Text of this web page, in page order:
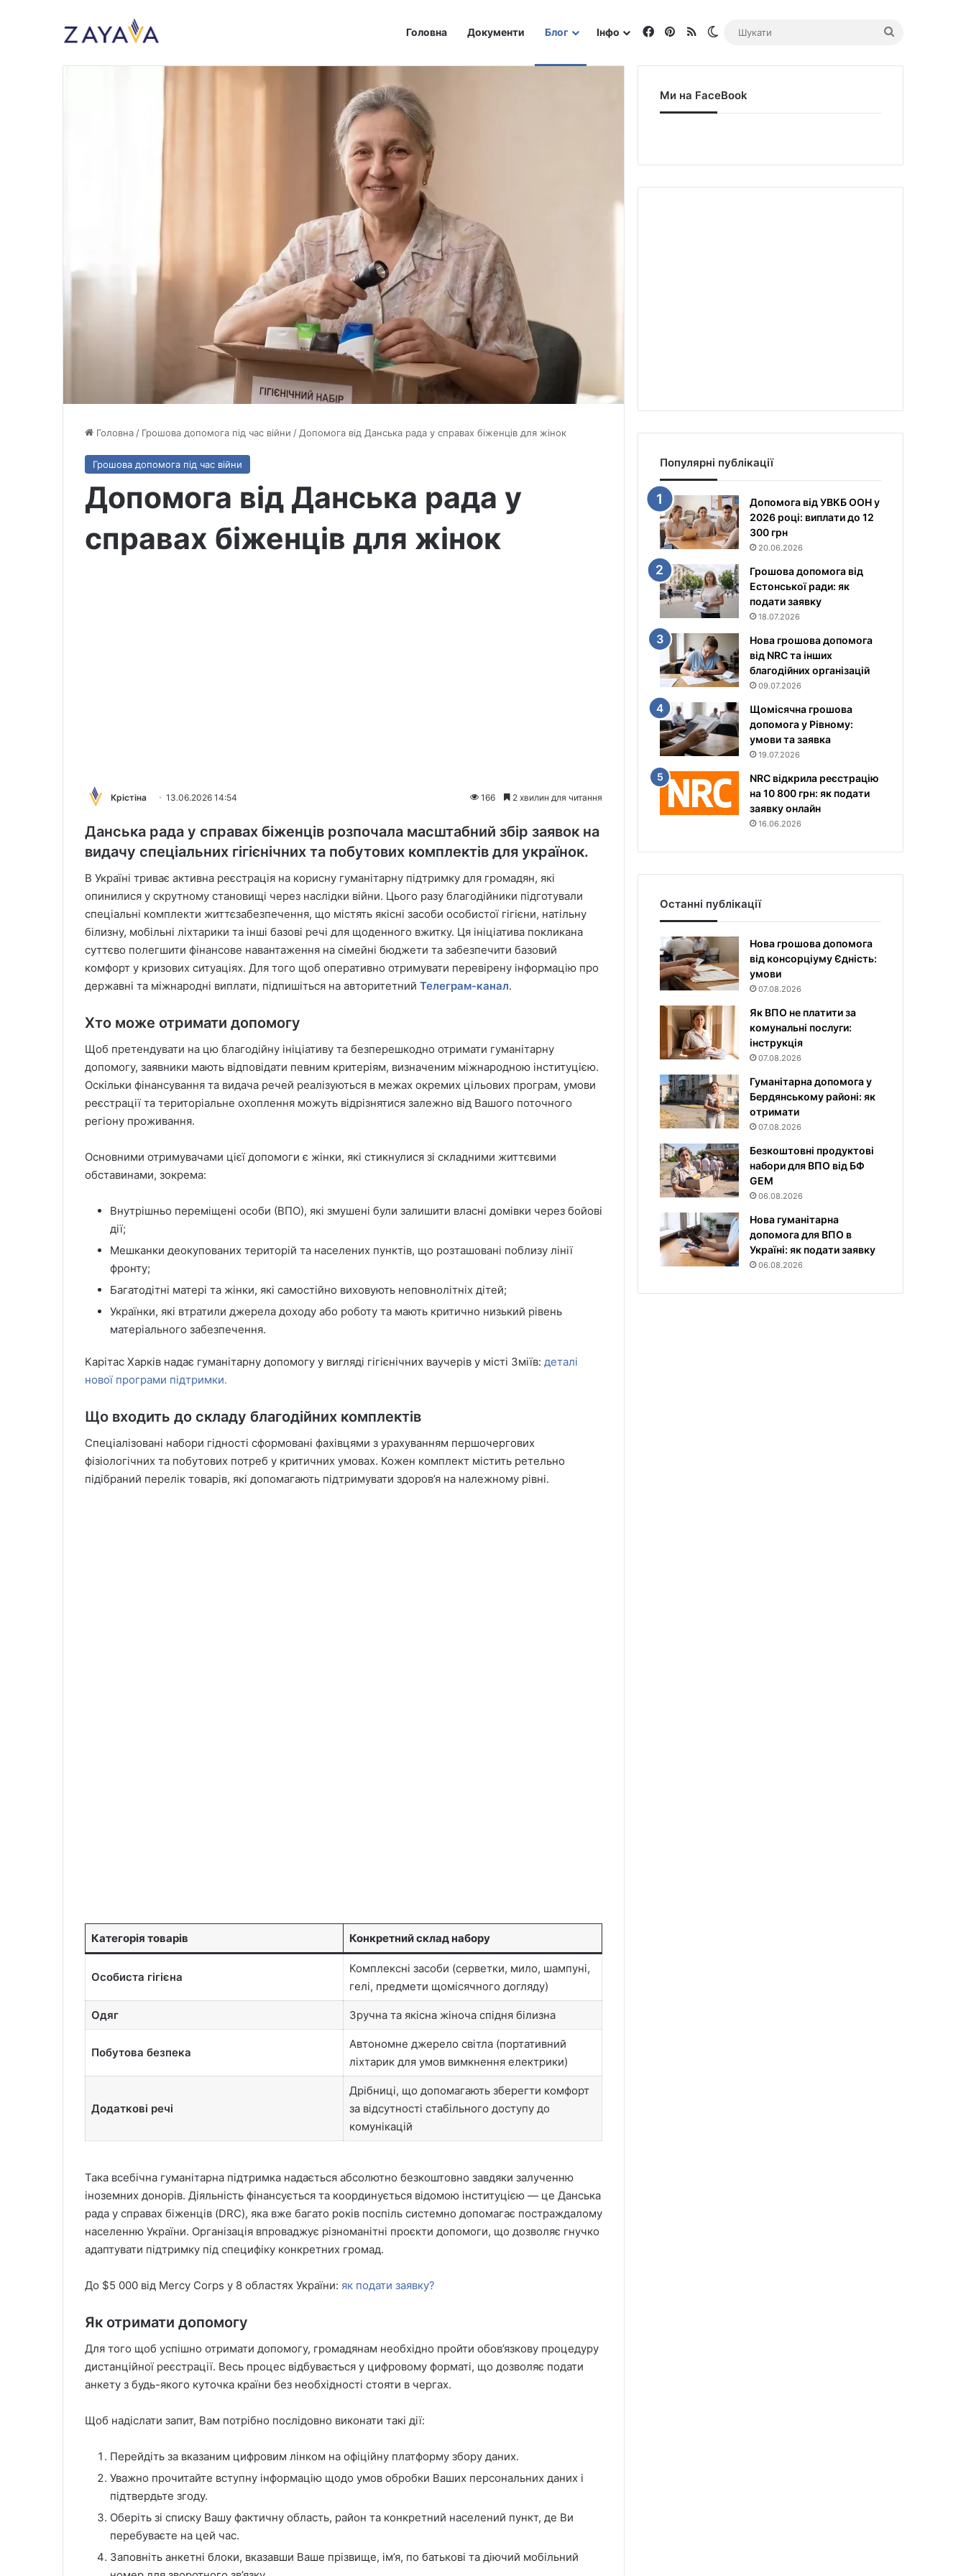
Головна Документи Блог Інфо Facebook
Pinterest
RSS Switch skin
Головна / Грошова допомога під час війни / Допомога від Данська рада у справах біженців для жінок
Грошова допомога під час війни
Допомога від Данська рада у
справах біженців для жінок
Крістіна 13.06.2026 14:54 166 2 хвилин для читання
Данська рада у справах біженців розпочала масштабний збір заявок на
видачу спеціальних гігієнічних та побутових комплектів для українок.
В Україні триває активна реєстрація на корисну гуманітарну підтримку для громадян, які
опинилися у скрутному становищі через наслідки війни. Цього разу благодійники підготували
спеціальні комплекти життєзабезпечення, що містять якісні засоби особистої гігієни, натільну
білизну, мобільні ліхтарики та інші базові речі для щоденного вжитку. Ця ініціатива покликана
суттєво полегшити фінансове навантаження на сімейні бюджети та забезпечити базовий
комфорт у кризових ситуаціях. Для того щоб оперативно отримувати перевірену інформацію про
державні та міжнародні виплати, підпишіться на авторитетний Телеграм-канал.
Хто може отримати допомогу
Щоб претендувати на цю благодійну ініціативу та безперешкодно отримати гуманітарну
допомогу, заявники мають відповідати певним критеріям, визначеним міжнародною інституцією.
Оскільки фінансування та видача речей реалізуються в межах окремих цільових програм, умови
реєстрації та територіальне охоплення можуть відрізнятися залежно від Вашого поточного
регіону проживання.
Основними отримувачами цієї допомоги є жінки, які стикнулися зі складними життєвими
обставинами, зокрема:
Внутрішньо переміщені особи (ВПО), які змушені були залишити власні домівки через бойові
дії;
Мешканки деокупованих територій та населених пунктів, що розташовані поблизу лінії
фронту;
Багатодітні матері та жінки, які самостійно виховують неповнолітніх дітей;
Українки, які втратили джерела доходу або роботу та мають критично низький рівень
матеріального забезпечення.
Карітас Харків надає гуманітарну допомогу у вигляді гігієнічних ваучерів у місті Зміїв: деталі
нової програми підтримки.
Що входить до складу благодійних комплектів
Спеціалізовані набори гідності сформовані фахівцями з урахуванням першочергових
фізіологічних та побутових потреб у критичних умовах. Кожен комплект містить ретельно
підібраний перелік товарів, які допомагають підтримувати здоров’я на належному рівні.
Категорія товарів Конкретний склад набору
Особиста гігієна
Комплексні засоби (серветки, мило, шампуні,
гелі, предмети щомісячного догляду)
Одяг Зручна та якісна жіноча спідня білизна
Побутова безпека
Автономне джерело світла (портативний
ліхтарик для умов вимкнення електрики)
Додаткові речі
Дрібниці, що допомагають зберегти комфорт
за відсутності стабільного доступу до
комунікацій
Така всебічна гуманітарна підтримка надається абсолютно безкоштовно завдяки залученню
іноземних донорів. Діяльність фінансується та координується відомою інституцією — це Данська
рада у справах біженців (DRC), яка вже багато років поспіль системно допомагає постраждалому
населенню України. Організація впроваджує різноманітні проєкти допомоги, що дозволяє гнучко
адаптувати підтримку під специфіку конкретних громад.
До $5 000 від Mercy Corps у 8 областях України: як подати заявку?
Як отримати допомогу
Для того щоб успішно отримати допомогу, громадянам необхідно пройти обов’язкову процедуру
дистанційної реєстрації. Весь процес відбувається у цифровому форматі, що дозволяє подати
анкету з будь-якого куточка країни без необхідності стояти в чергах.
Щоб надіслати запит, Вам потрібно послідовно виконати такі дії:
Перейдіть за вказаним цифровим лінком на офіційну платформу збору даних.
Уважно прочитайте вступну інформацію щодо умов обробки Ваших персональних даних і
підтвердьте згоду.
Оберіть зі списку Вашу фактичну область, район та конкретний населений пункт, де Ви
перебуваєте на цей час.
Заповніть анкетні блоки, вказавши Ваше прізвище, ім’я, по батькові та діючий мобільний
Ми на FaceBook
Популярні публікації
Допомога від УВКБ ООН у
2026 році: виплати до 12
300 грн
20.06.2026
Грошова допомога від
Естонської ради: як
подати заявку
18.07.2026
Нова грошова допомога
від NRC та інших
благодійних організацій
09.07.2026
Щомісячна грошова
допомога у Рівному:
умови та заявка
19.07.2026
NRC відкрила реєстрацію
на 10 800 грн: як подати
заявку онлайн
16.06.2026
Останні публікації
Нова грошова допомога
від консорціуму Єдність:
умови
07.08.2026
Як ВПО не платити за
комунальні послуги:
інструкція
07.08.2026
Гуманітарна допомога у
Бердянському районі: як
отримати
07.08.2026
Безкоштовні продуктові
набори для ВПО від БФ
GEM
06.08.2026
Нова гуманітарна
допомога для ВПО в
Україні: як подати заявку
06.08.2026